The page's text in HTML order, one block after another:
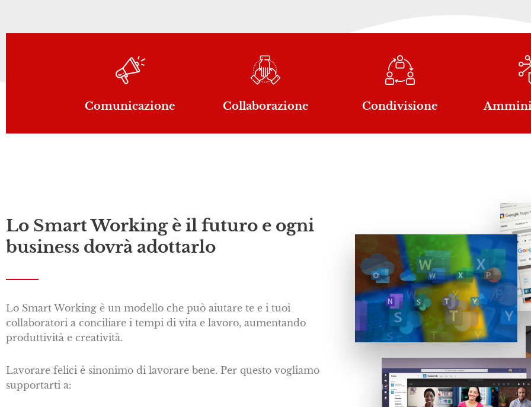
Comunicazione Collaborazione Condivisione
Lo Smart Working è il futuro e ogni
business dovrà adottarlo
Lo Smart Working è un modello che può aiutare te e i tuoi
collaboratori a conciliare i tempi di vita e lavoro, aumentando
produttività e creatività.
Lavorare felici è sinonimo di lavorare bene. Per questo vogliamo
supportarti a: